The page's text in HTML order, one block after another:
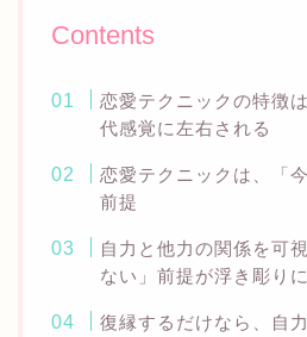
Contents
恋愛テクニックの特徴
代感覚に左右される
恋愛テクニックは、「
前提
自力と他力の関係を可
ない」前提が浮き彫りに
復縁するだけなら、自